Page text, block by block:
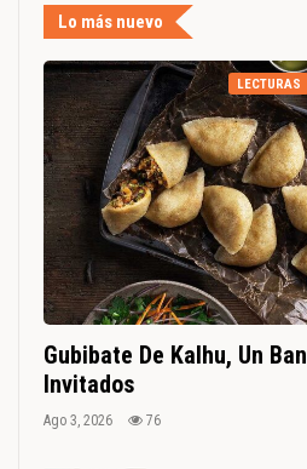
Lo más nuevo
LECTURAS
Gubibate De Kalhu, Un
Invitados
Ago 3, 2026 76